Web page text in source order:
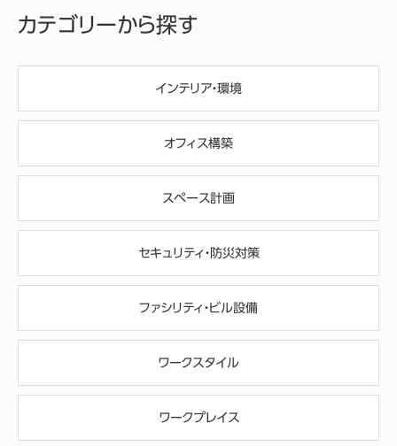
カテゴリーから探す
インテリア・環境
オフィス構築
スペース計画
セキュリティ・防災対策
ファシリティ・ビル設備
ワークスタイル
ワークプレイス